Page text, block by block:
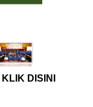
KLIK DISINI